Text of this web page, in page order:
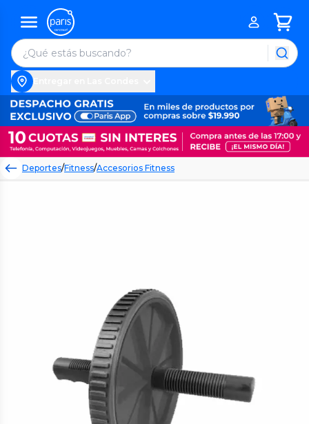
Deportes/Fitness/Accesorios Fitness